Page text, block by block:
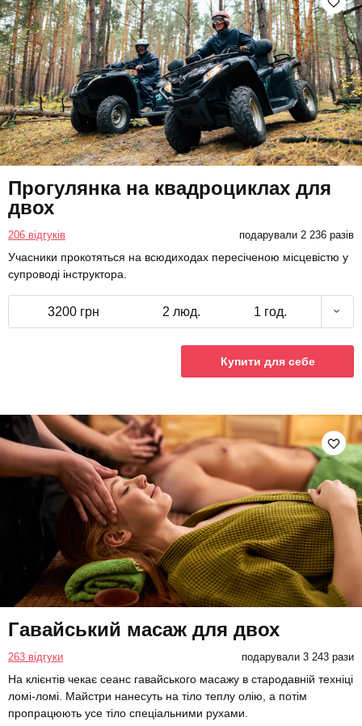
Прогулянка на квадроциклах для
двох
206 відгуків подарували 2 236 разів
Учасники прокотяться на всюдиходах пересіченою місцевістю у
супроводі інструктора.
3200 грн 2 люд. 1 год.
Купити для себе
Гавайський масаж для двох
263 відгуки подарували 3 243 рази
На клієнтів чекає сеанс гавайського масажу в стародавній техніці
ломі-ломі. Майстри нанесуть на тіло теплу олію, а потім
пропрацюють усе тіло спеціальними рухами.